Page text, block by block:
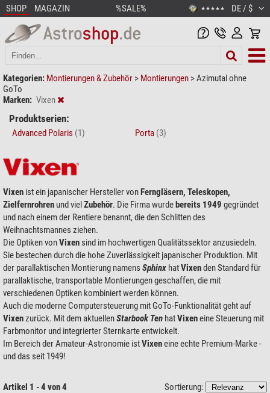
SHOP MAGAZIN %SALE% ★★★★★ DE / $
Kategorien: Montierungen & Zubehör > Montierungen >Azimutal ohne
GoTo
Marken: Vixen
Produktserien:
Advanced Polaris (1) Porta (3)
Vixen ist ein japanischer Hersteller vonFerngläsern, Teleskopen,
Zielfernrohren und vielZubehör. Die Firma wurdebereits 1949 gegründet
und nach einem der Rentiere benannt, die den Schlitten des
Weihnachtsmannes ziehen.
Die Optiken vonVixen sind im hochwertigen Qualitätssektor anzusiedeln.
Sie bestechen durch die hohe Zuverlässigkeit japanischer Produktion. Mit
der parallaktischen Montierung namens Sphinx hatVixenden Standard für
parallaktische, transportable Montierungen geschaffen, die mit
verschiedenen Optiken kombiniert werden können.
Auch die moderne Computersteuerung mit GoTo-Funktionalität geht auf
Vixenzurück. Mit dem aktuellenStarbook Ten hatVixeneine Steuerung mit
Farbmonitor und integrierter Sternkarte entwickelt.
Im Bereich der Amateur-Astronomie istVixeneine echte Premium-Marke -
und das seit 1949!
Artikel 1 - 4 von 4 Sortierung: